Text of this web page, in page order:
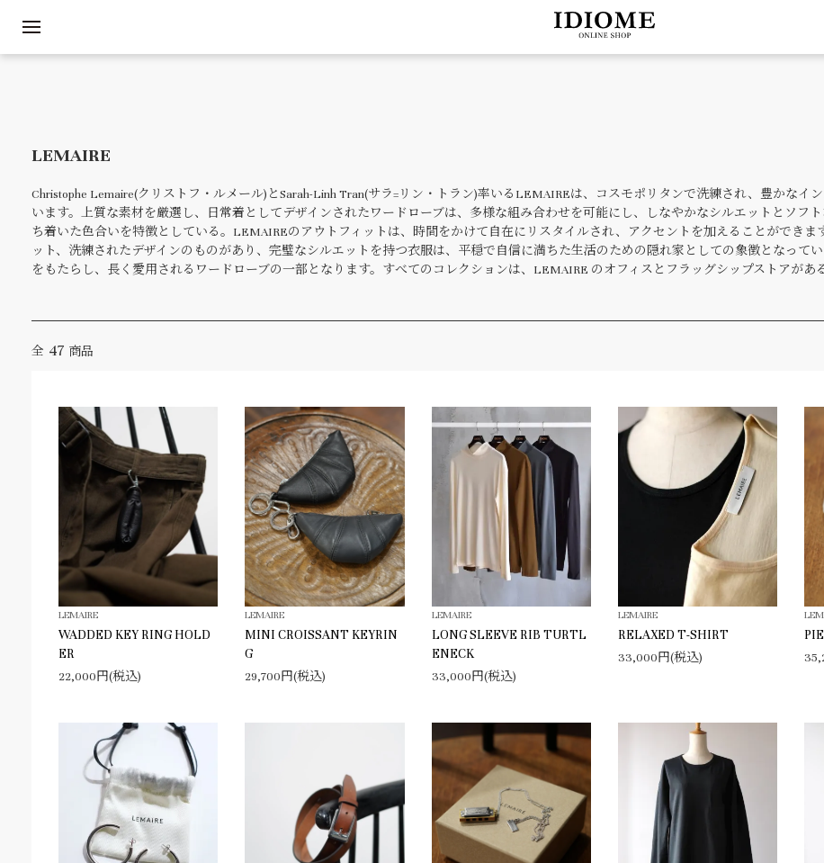
LEMAIRE
Christophe Lemaire(クリストフ・ルメール)とSarah-Linh Tran(サラ=リン・トラン)率いるLEMAIREは、コスモポリタンで洗練され、豊かな
います。上質な素材を厳選し、日常着としてデザインされたワードローブは、多様な組み合わせを可能にし、しなやかなシルエットとソフ
ち着いた色合いを特徴としている。LEMAIREのアウトフィットは、時間をかけて自在にリスタイルされ、アクセントを加えることができ
ット、洗練されたデザインのものがあり、完璧なシルエットを持つ衣服は、平穏で自信に満ちた生活のための隠れ家としての象徴となって
をもたらし、長く愛用されるワードローブの一部となります。すべてのコレクションは、LEMAIRE のオフィスとフラッグシップストアがあ
全 47 商品
LEMAIRE
WADDED KEY RING HOLD
ER
22,000円(税込)
LEMAIRE
MINI CROISSANT KEYRIN
G
29,700円(税込)
LEMAIRE
LONG SLEEVE RIB TURTL
ENECK
33,000円(税込)
LEMAIRE
RELAXED T-SHIRT
33,000円(税込)